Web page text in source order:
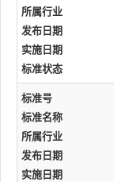
所属行业
发布日期
实施日期
标准状态
标准号
标准名称
所属行业
发布日期
实施日期